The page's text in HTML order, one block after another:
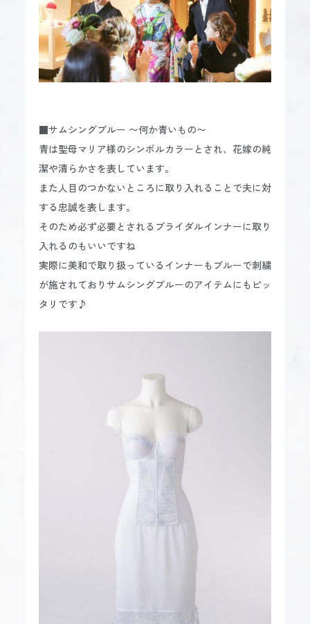
■サムシングブルー 〜何か青いもの〜
青は聖母マリア様のシンボルカラーとされ、花嫁の純
潔や清らかさを表しています。
また人目のつかないところに取り入れることで夫に対
する忠誠を表します。
そのため必ず必要とされるブライダルインナーに取り
入れるのもいいですね
実際に美和で取り扱っているインナーもブルーで刺繍
が施されておりサムシングブルーのアイテムにもピッ
タリです♪